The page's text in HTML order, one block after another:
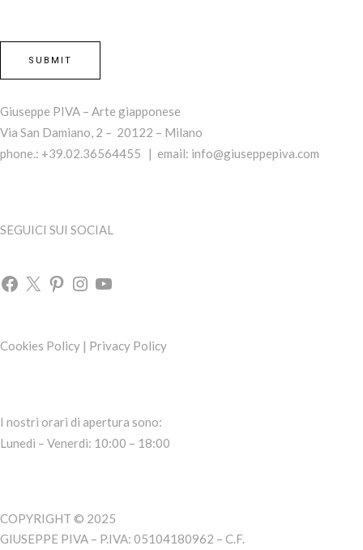
Giuseppe PIVA – Arte giapponese
Via San Damiano, 2 – 20122 – Milano
phone.: +39.02.36564455 | email: info@giuseppepiva.com
SEGUICI SUI SOCIAL
Cookies Policy | Privacy Policy
I nostri orari di apertura sono:
Lunedì – Venerdì: 10:00 – 18:00
COPYRIGHT © 2025
GIUSEPPE PIVA – P.IVA: 05104180962 – C.F.